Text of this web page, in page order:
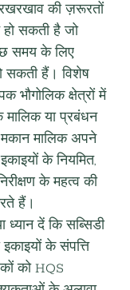
की ज़रूरतों
हो सकती है जो
समय के लिए
सकती हैं। विशेष
भौगोलिक क्षेत्रों में
मालिक या प्रबंधन
मालिक अपने
के नियमित,
के महत्व की
हैं।
ध्यान दें कि सब्सिडी
इकाइयों के संपत्ति
को HQS